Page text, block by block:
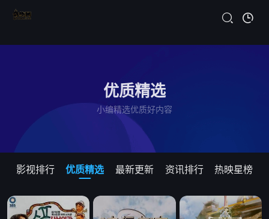
优质精选
小编精选优质好内容
影视排行 优质精选 最新更新 资讯排行 热映星榜